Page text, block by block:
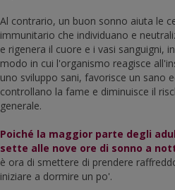
Al contrario, un buon sonno aiuta le
immunitario che individuano e
e rigenera il cuore e i vasi sanguigni,
modo in cui l'organismo reagisce
uno sviluppo sani, favorisce un sano
controllano la fame e diminuisce il
generale.
Poiché la maggior parte degli
sette alle nove ore di sonno a
è ora di smettere di prendere
iniziare a dormire un po'.